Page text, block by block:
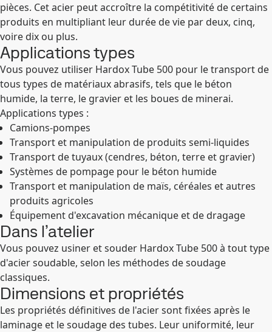
pièces. Cet acier peut accroître la compétitivité de certains
produits en multipliant leur durée de vie par deux, cinq,
voire dix ou plus.
Applications types
Vous pouvez utiliser Hardox Tube 500 pour le transport de
tous types de matériaux abrasifs, tels que le béton
humide, la terre, le gravier et les boues de minerai.
Applications types :
Camions-pompes
Transport et manipulation de produits semi-liquides
Transport de tuyaux (cendres, béton, terre et gravier)
Systèmes de pompage pour le béton humide
Transport et manipulation de maïs, céréales et autres
produits agricoles
Équipement d'excavation mécanique et de dragage
Dans l’atelier
Vous pouvez usiner et souder Hardox Tube 500 à tout type
d'acier soudable, selon les méthodes de soudage
classiques.
Dimensions et propriétés
Les propriétés définitives de l'acier sont fixées après le
laminage et le soudage des tubes. Leur uniformité, leur